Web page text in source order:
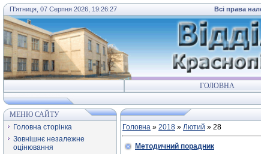
П'ятниця, 07 Серпня 2026, 19:26:27 Всі права
ГОЛОВНА
МЕНЮ САЙТУ
Головна сторінка
Зовнішнє незалежне
оцінювання
Головна » 2018 » Лютий » 28
Методичний порадник